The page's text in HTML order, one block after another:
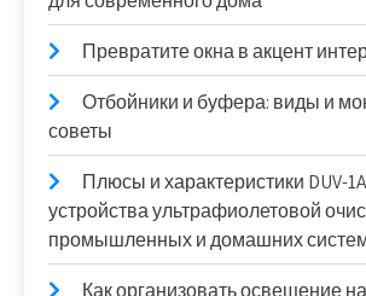
Превратите окна в акцент
Отбойники и буфера: виды и
советы
Плюсы и характеристики DUV-
устройства ультрафиолетовой
промышленных и домашних
Как организовать освещение